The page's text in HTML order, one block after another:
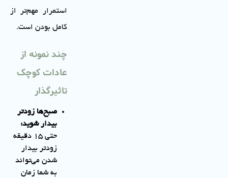
استمرار مهم‌تر از
کامل بودن است.
چند نمونه از
عادات کوچک
تاثیرگذار
صبح‌ها زودتر
بیدار شوید:
حتی ۱۵ دقیقه
زودتر بیدار
شدن می‌تواند
به شما زمان